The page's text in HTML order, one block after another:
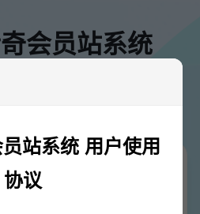
会员站系统
QQ群4489804获取